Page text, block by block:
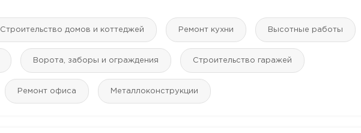
Строительство домов и коттеджей Ремонт кухни Высотные работы
Ворота, заборы и ограждения Строительство гаражей
Ремонт офиса Mеталлоконструкции